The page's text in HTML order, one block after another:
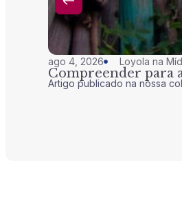
ago 4, 2026 Loyola na
Compreender para
Artigo publicado na nossa